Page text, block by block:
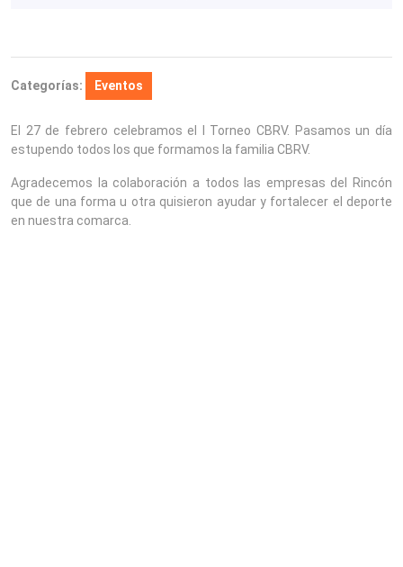
Categorías: Eventos
El 27 de febrero celebramos el I Torneo CBRV. Pasamos un día
estupendo todos los que formamos la familia CBRV.
Agradecemos la colaboración a todos las empresas del Rincón
que de una forma u otra quisieron ayudar y fortalecer el deporte
en nuestra comarca.